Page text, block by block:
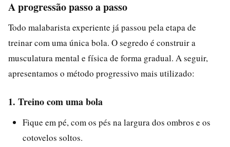
A progressão passo a passo
Todo malabarista experiente já passou pela etapa de
treinar com uma única bola. O segredo é construir a
musculatura mental e física de forma gradual. A seguir,
apresentamos o método progressivo mais utilizado:
1. Treino com uma bola
Fique em pé, com os pés na largura dos ombros e os
cotovelos soltos.